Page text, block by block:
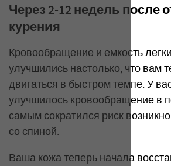
Через 2-12 недель после
курения
Кровообращение и емкость
улучшились настолько, что вам
двигаться в быстром темпе. У
улучшилось кровообращение в
самым сократился риск
со спиной.
Ваша кожа теперь начала